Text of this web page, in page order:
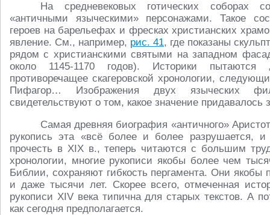
На средневековых готических соборах
«античными языческими» персонажами. Такое
героев на барельефах и фресках христианских
явление. См., например, рис. 41, где показаны
рядом с христианскими святыми на западном
около 1145-1170 годов). Историки пытаются
противоречащее скагеровской хронологии,
Пифагор… Изображения двух языческих
свидетельствуют о том, какое значение придавалось
Самая древняя биография «античного»
рукопись эта «всё более и более разрушается, и
прочесть в XIX в., теперь читаются с большим
хронологии, многие рукописи якобы более чем
Библии, сохраняют гибкость пергамента. Они якобы
и даже тысячи лет. Скорее всего, отмеченная
рукописи XIV века типична для старых текстов. А
как сегодня предполагается.